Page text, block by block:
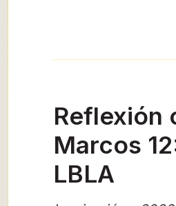
Reflexión
Marcos
LBLA